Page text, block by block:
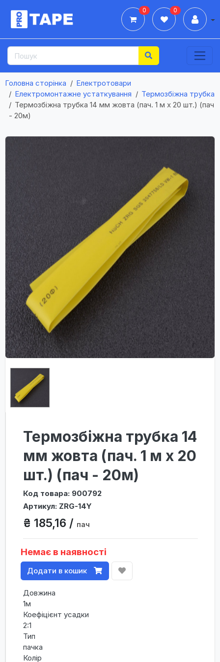
0 0
Головна сторінка
Електротовари
Електромонтажне устаткування
Термозбiжна трубка
Термозбіжна трубка 14 мм жовта (пач. 1 м х 20 шт.) (пач
- 20м)
Термозбіжна трубка 14
мм жовта (пач. 1 м х 20
шт.) (пач - 20м)
Код товара: 900792
Артикул: ZRG-14Y
₴ 185,16 / пач
Немає в наявності
Додати в кошик
Довжина
1м
Коефіцієнт усадки
2:1
Тип
пачка
Колір